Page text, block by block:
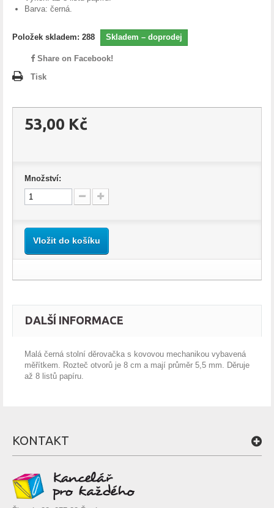
Barva: černá.
Položek skladem: 288 Skladem – doprodej
Share on Facebook!
Tisk
53,00 Kč
Množství:
Vložit do košíku
DALŠÍ INFORMACE
Malá černá stolní děrovačka s kovovou mechanikou vybavená
měřítkem. Rozteč otvorů je 8 cm a mají průměr 5,5 mm. Děruje
až 8 listů papíru.
KONTAKT